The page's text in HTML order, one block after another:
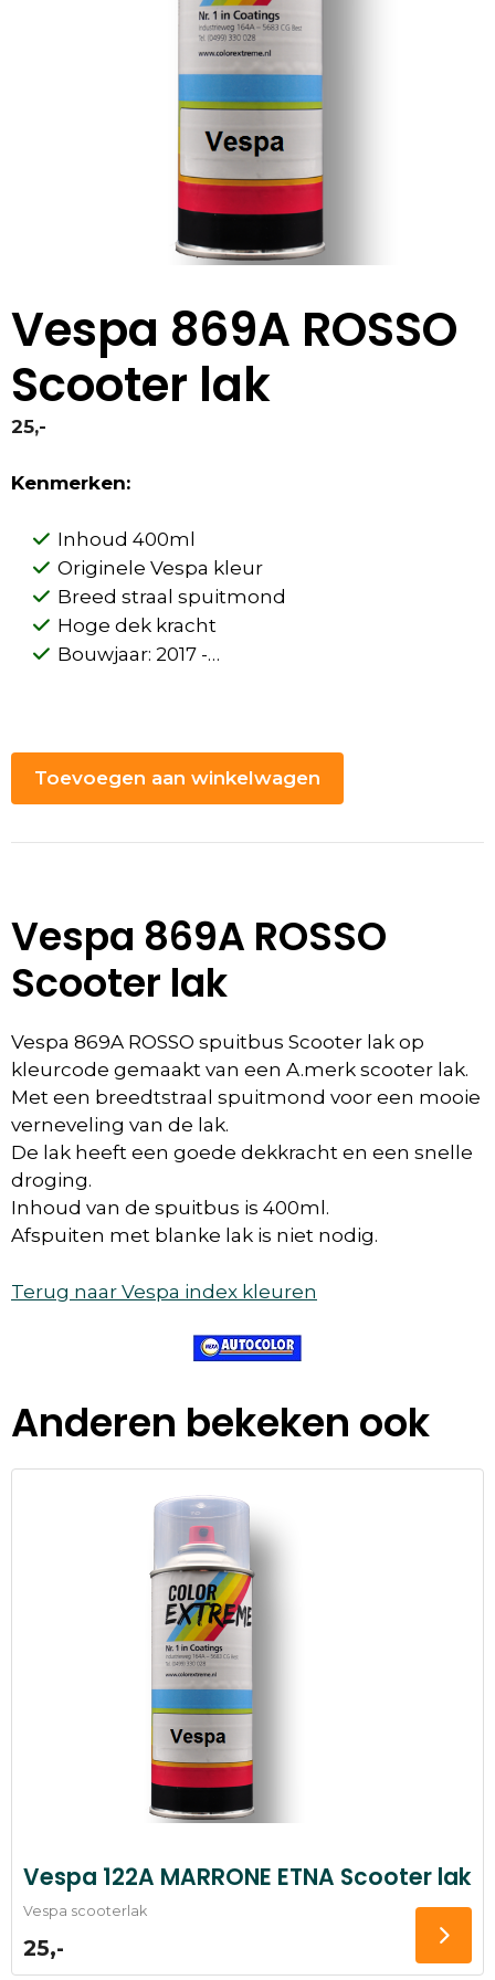
Vespa 869A ROSSO
Scooter lak
25,-
Kenmerken:
Inhoud 400ml
Originele Vespa kleur
Breed straal spuitmond
Hoge dek kracht
Bouwjaar: 2017 -…
Toevoegen aan winkelwagen
Vespa 869A ROSSO
Scooter lak
Vespa 869A ROSSO spuitbus Scooter lak op
kleurcode gemaakt van een A.merk scooter lak.
Met een breedtstraal spuitmond voor een mooie
verneveling van de lak.
De lak heeft een goede dekkracht en een snelle
droging.
Inhoud van de spuitbus is 400ml.
Afspuiten met blanke lak is niet nodig.
Terug naar Vespa index kleuren
Anderen bekeken ook
Vespa 122A MARRONE ETNA Scooter lak
Vespa scooterlak
25,-